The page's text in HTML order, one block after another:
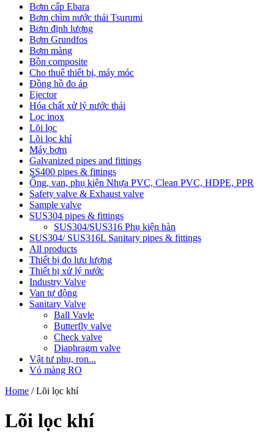
Bơm cấp Ebara
Bơm chìm nước thải Tsurumi
Bơm định lượng
Bơm Grundfos
Bơm màng
Bồn composite
Cho thuê thiết bị, máy móc
Đồng hồ đo áp
Ejector
Hóa chất xử lý nước thải
Lọc inox
Lõi lọc
Lõi lọc khí
Máy bơm
Galvanized pipes and fittings
SS400 pipes & fittings
Ống, van, phụ kiện Nhựa PVC, Clean PVC, HDPE, PPR
Safety valve & Exhaust valve
Sample valve
SUS304 pipes & fittings
SUS304/SUS316 Phụ kiện hàn
SUS304/ SUS316L Sanitary pipes & fittings
All products
Thiết bị đo lưu lượng
Thiết bị xử lý nước
Industry Valve
Van tự động
Sanitary Valve
Ball Vavle
Butterfly valve
Check valve
Diaphragm valve
Vật tư phụ, ron...
Vỏ màng RO
Home / Lõi lọc khí
Lõi lọc khí